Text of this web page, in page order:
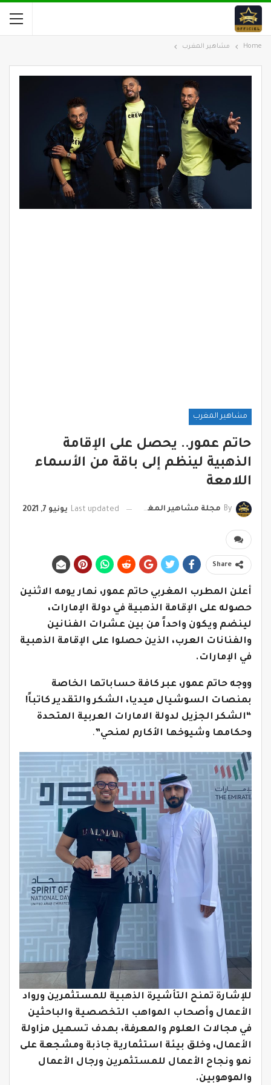
Home مشاهير المغرب
مشاهير المغرب
حاتم عمور.. يحصل على الإقامة
الذهبية لينظم إلى باقة من الأسماء
اللامعة
By مجلة مشاهير المغرب Last updated يونيو 7, 2021
Share
أعلن المطرب المغربي حاتم عمور، نهار يومه الاثنين
حصوله على الإقامة الذهبية في دولة الإمارات،
لينضم ويكون واحداً من بين عشرات الفنانين
والفنانات العرب، الذين حصلوا على الإقامة الذهبية
في الإمارات.
ووجه حاتم عمور، عبر كافة حساباتها الخاصة
بمنصات السوشيال ميديا، الشكر والتقدير كاتباً!
“الشكر الجزيل لدولة الامارات العربية المتحدة
وحكامها وشيوخها الأكارم لمنحي”.
للإشارة تمنح التأشيرة الذهبية للمستثمرين ورواد
الأعمال وأصحاب المواهب التخصصية والباحثين
في مجالات العلوم والمعرفة، بهدف تسهيل مزاولة
الأعمال، وخلق بيئة استثمارية جاذبة ومشجعة على
نمو ونجاح الأعمال للمستثمرين ورجال الأعمال
والموهوبين.